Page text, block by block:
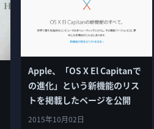
Apple、「OS X El Capitanで
の進化」という新機能のリス
トを掲載したページを公開
2015年10月02日